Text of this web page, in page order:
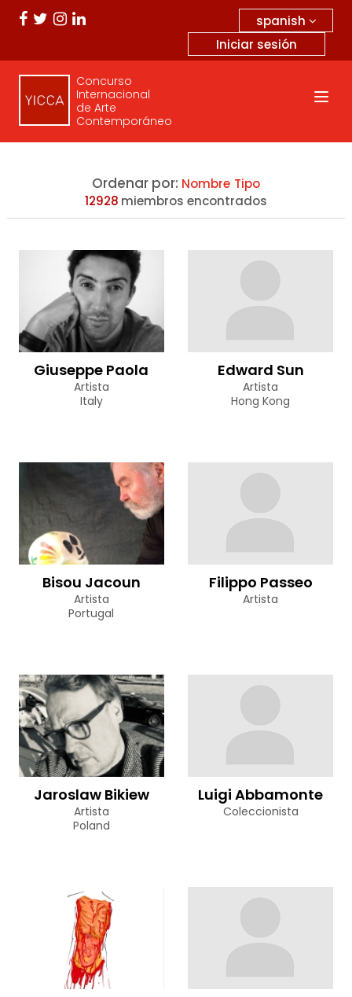
spanish
Iniciar sesión
Concurso
Internacional
de Arte
Contemporáneo
Ordenar por: Nombre Tipo
12928 miembros encontrados
Giuseppe Paola
Artista
Italy
Edward Sun
Artista
Hong Kong
Bisou Jacoun
Artista
Portugal
Filippo Passeo
Artista
Jaroslaw Bikiew
Artista
Poland
Luigi Abbamonte
Coleccionista